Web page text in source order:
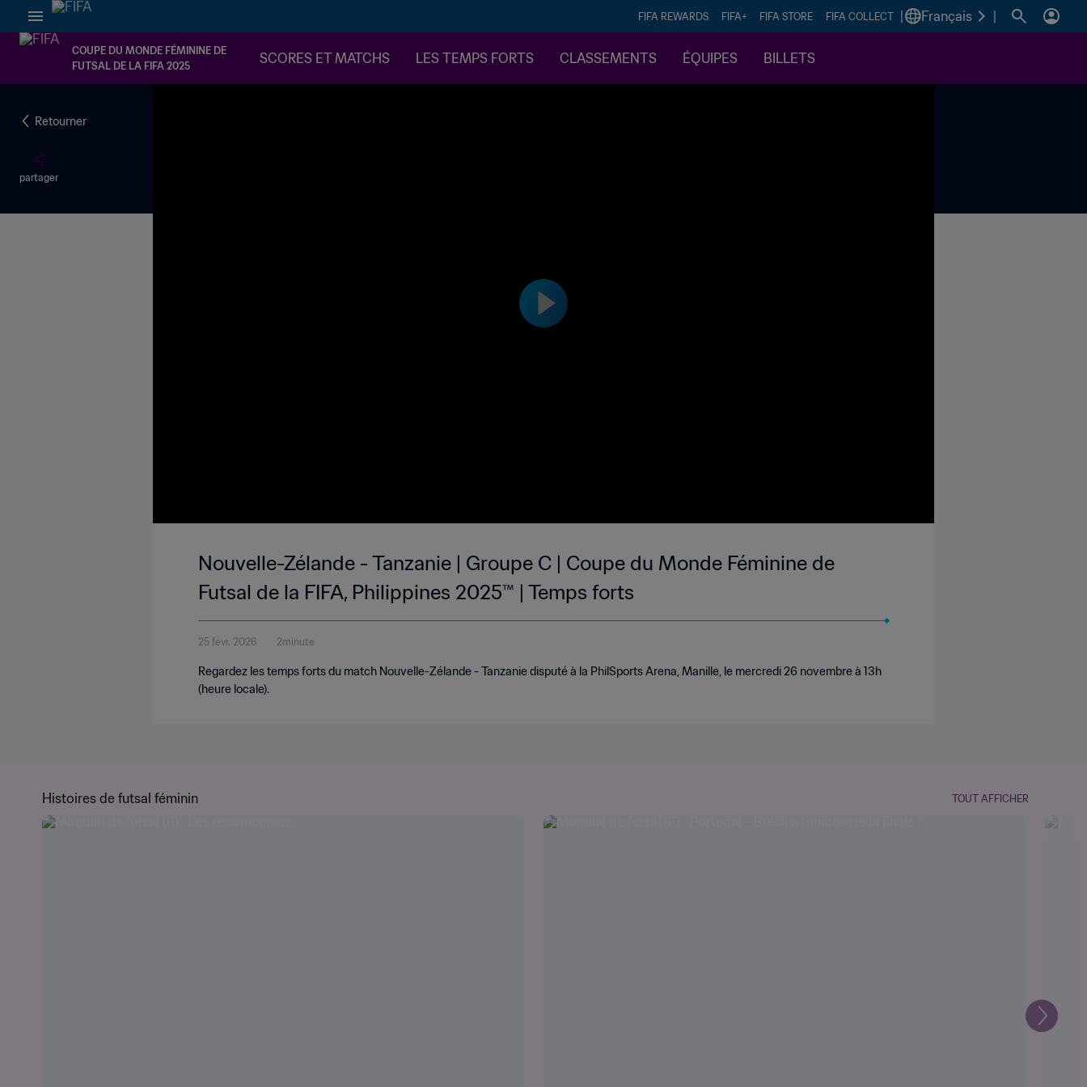
FIFA REWARDS FIFA+ FIFA STORE FIFA COLLECT Français
COUPE DU MONDE FÉMININE DE
FUTSAL DE LA FIFA 2025
SCORES ET MATCHS LES TEMPS FORTS CLASSEMENTS ÉQUIPES BILLETS
Retourner
partager
Nouvelle-Zélande - Tanzanie | Groupe C | Coupe du Monde Féminine de
Futsal de la FIFA, Philippines 2025™ | Temps forts
25 févr. 2026 2minute
Regardez les temps forts du match Nouvelle-Zélande - Tanzanie disputé à la PhilSports Arena, Manille, le mercredi 26 novembre à 13h
(heure locale).
Histoires de futsal féminin TOUT AFFICHER
Suivant